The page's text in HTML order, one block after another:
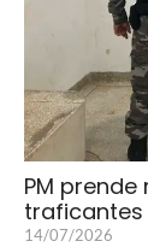
PM
traficantes
14/07/2026